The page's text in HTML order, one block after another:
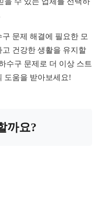
문제 해결에 필요한 모
건강한 생활을 유지할
수구 문제로 더 이상 스트
도움을 받아보세요!
까요?